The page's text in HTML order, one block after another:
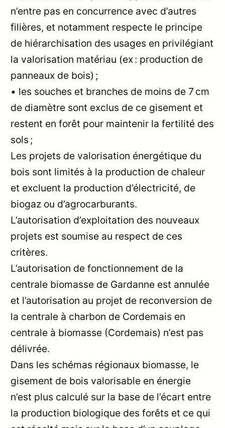
n’entre pas en concurrence avec d’autres
filières, et notamment respecte le principe
de hiérarchisation des usages en privilégiant
la valorisation matériau (ex : production de
panneaux de bois) ;
• les souches et branches de moins de 7 cm
de diamètre sont exclus de ce gisement et
restent en forêt pour maintenir la fertilité des
sols ;
Les projets de valorisation énergétique du
bois sont limités à la production de chaleur
et excluent la production d’électricité, de
biogaz ou d’agrocarburants.
L’autorisation d’exploitation des nouveaux
projets est soumise au respect de ces
critères.
L’autorisation de fonctionnement de la
centrale biomasse de Gardanne est annulée
et l’autorisation au projet de reconversion de
la centrale à charbon de Cordemais en
centrale à biomasse (Cordemais) n’est pas
délivrée.
Dans les schémas régionaux biomasse, le
gisement de bois valorisable en énergie
n’est plus calculé sur la base de l’écart entre
la production biologique des forêts et ce qui